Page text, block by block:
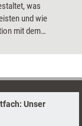
was
und wie
mit dem
Unser